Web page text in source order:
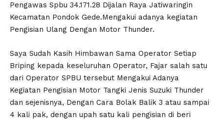
Pengawas Spbu 34.171.28 Dijalan Raya Jatiwaringin
Kecamatan Pondok Gede.Mengakui adanya kegiatan
Pengisian Ulang Dengan Motor Thunder.
Saya Sudah Kasih Himbawan Sama Operator Setiap
Briping kepada keseluruhan Operator, Fajar salah satu
dari Operator SPBU tersebut Mengakui Adanya
Kegiatan Pengisian Motor Tangki Jenis Suzuki Thunder
dan sejenisnya, Dengan Cara Bolak Balik 3 atau sampai
4 kali pak, dengan upah satu kali pengisian di beri